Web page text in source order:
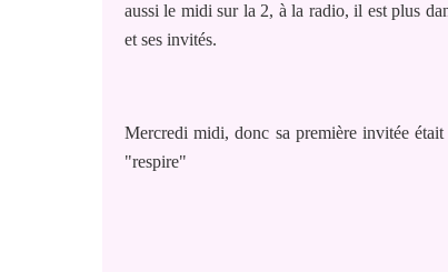
aussi le midi sur la 2, à la radio, il est plus
et ses invités.
Mercredi midi, donc sa première invitée
"respire"